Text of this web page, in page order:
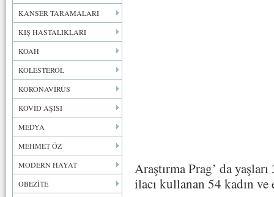
KANSER TARAMALARI
KIŞ HASTALIKLARI
KOAH
KOLESTEROL
KORONAVİRÜS
KOVİD AŞISI
MEDYA
MEHMET ÖZ
MODERN HAYAT
OBEZİTE
Araştırma Prag’ da
ilacı kullanan 54 kadın